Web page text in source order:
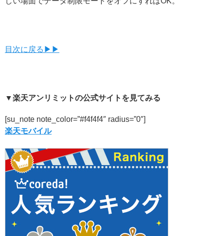
目次に戻る▶▶
▼楽天アンリミットの公式サイトを見てみる
[su_note note_color=”#f4f4f4″ radius=”0″]
楽天モバイル